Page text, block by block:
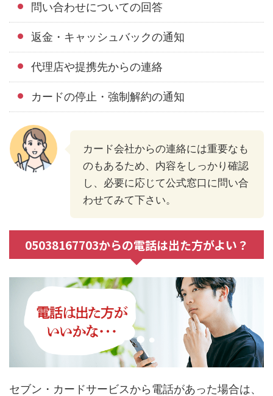
問い合わせについての回答
返金・キャッシュバックの通知
代理店や提携先からの連絡
カードの停止・強制解約の通知
カード会社からの連絡には重要なも
のもあるため、内容をしっかり確認
し、必要に応じて公式窓口に問い合
わせてみて下さい。
05038167703からの電話は出た方がよい？
セブン・カードサービスから電話があった場合は、